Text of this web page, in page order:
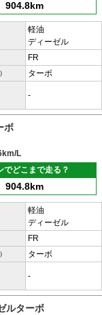
904.8km
軽油
ディーゼル
FR
ターボ
-
ボ
L
でどこまで走る？
904.8km
軽油
ディーゼル
FR
ターボ
-
ルターボ